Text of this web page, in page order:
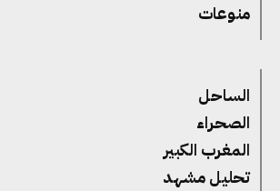
منوعات
الساحل
الصحراء
المغرب الكبير
تحليل مشهد